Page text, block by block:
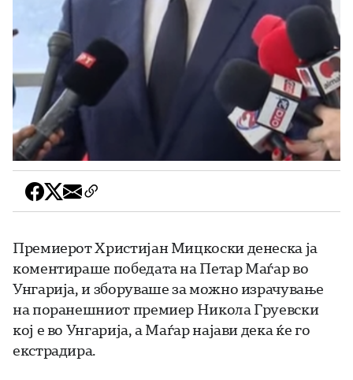
Премиерот Христијан Мицкоски денеска ја
коментираше победата на Петар Маѓар во
Унгарија, и зборуваше за можно израчување
на поранешниот премиер Никола Груевски
кој е во Унгарија, а Маѓар најави дека ќе го
екстрадира.